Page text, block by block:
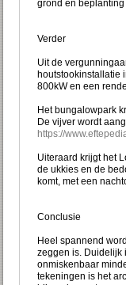
grond en
Verder
Uit de
houtstookinstallatie
800kW en een
Het bungalowpark
De vijver wordt
https://
Uiteraard krijgt het
de ukkies en de
komt, met een
Conclusie
Heel spannend
zeggen is. Duidelijk
onmiskenbaar
tekeningen is het